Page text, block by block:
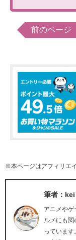
前のページ
※本ページはアフィリエ
筆者：kei
アニメや
ルメにも関
っていま